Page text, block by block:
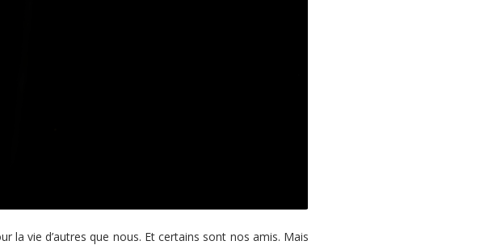
la vie d’autres que nous. Et certains sont nos amis. Mais